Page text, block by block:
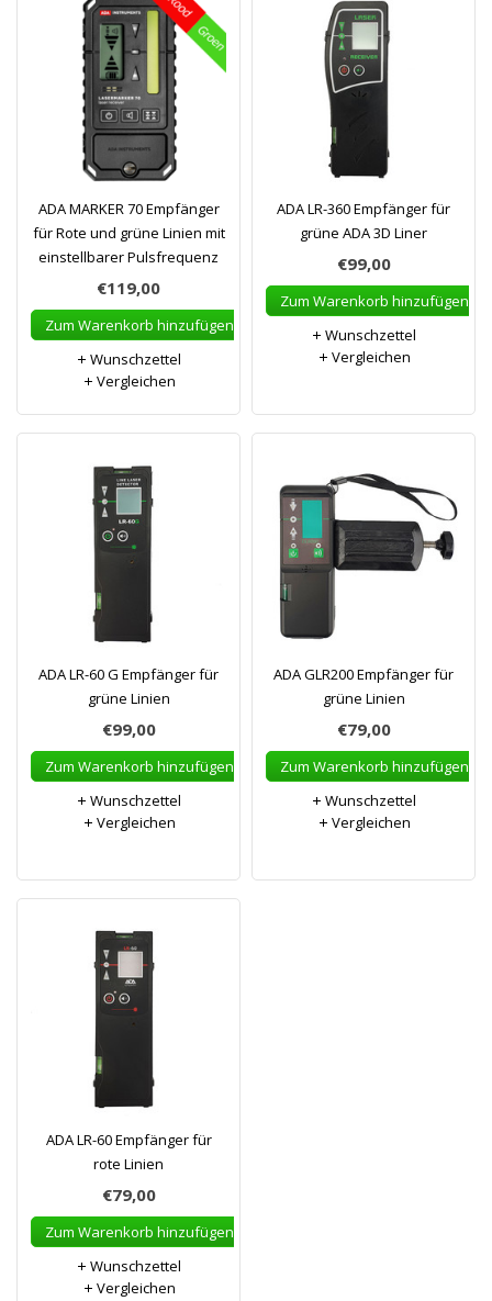
ADA MARKER 70 Empfänger
für Rote und grüne Linien mit
einstellbarer Pulsfrequenz
€119,00
Zum Warenkorb hinzufügen
Wunschzettel
Vergleichen
ADA LR-360 Empfänger für
grüne ADA 3D Liner
€99,00
Zum Warenkorb hinzufügen
Wunschzettel
Vergleichen
ADA LR-60 G Empfänger für
grüne Linien
€99,00
Zum Warenkorb hinzufügen
Wunschzettel
Vergleichen
ADA GLR200 Empfänger für
grüne Linien
€79,00
Zum Warenkorb hinzufügen
Wunschzettel
Vergleichen
ADA LR-60 Empfänger für
rote Linien
€79,00
Zum Warenkorb hinzufügen
Wunschzettel
Vergleichen